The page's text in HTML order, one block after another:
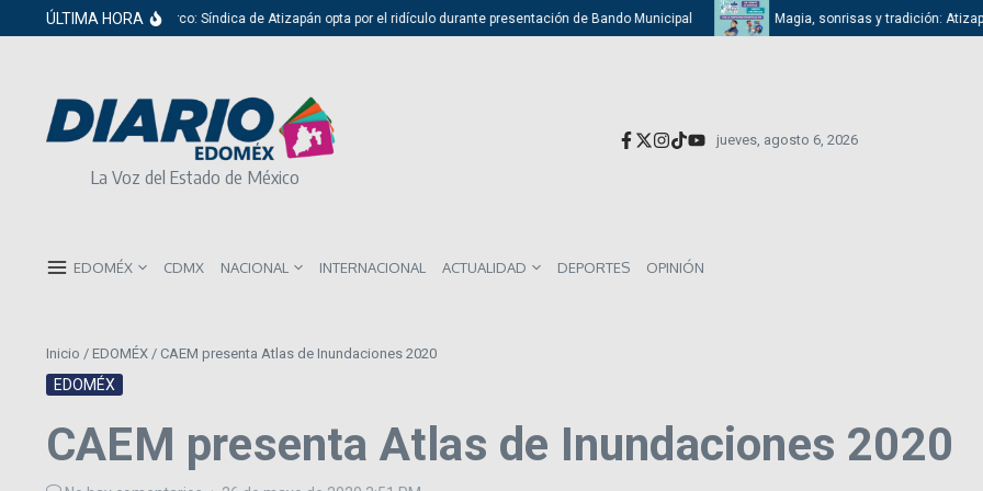
Saltar al contenido
ÚLTIMA HORA
Del cabildo al circo: Síndica de Atizapán opta por el ridículo durante presentación de Bando Municipal Magia, sonrisas y tradición: Atizapán
La Voz del Estado de México
jueves, agosto 6, 2026
EDOMÉX CDMX NACIONAL INTERNACIONAL ACTUALIDAD DEPORTES OPINIÓN
Inicio / EDOMÉX / CAEM presenta Atlas de Inundaciones 2020
EDOMÉX
CAEM presenta Atlas de Inundaciones 2020